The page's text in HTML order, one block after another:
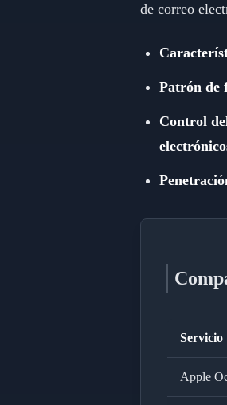
de correo
Patrón de
Control
Servicio
Apple